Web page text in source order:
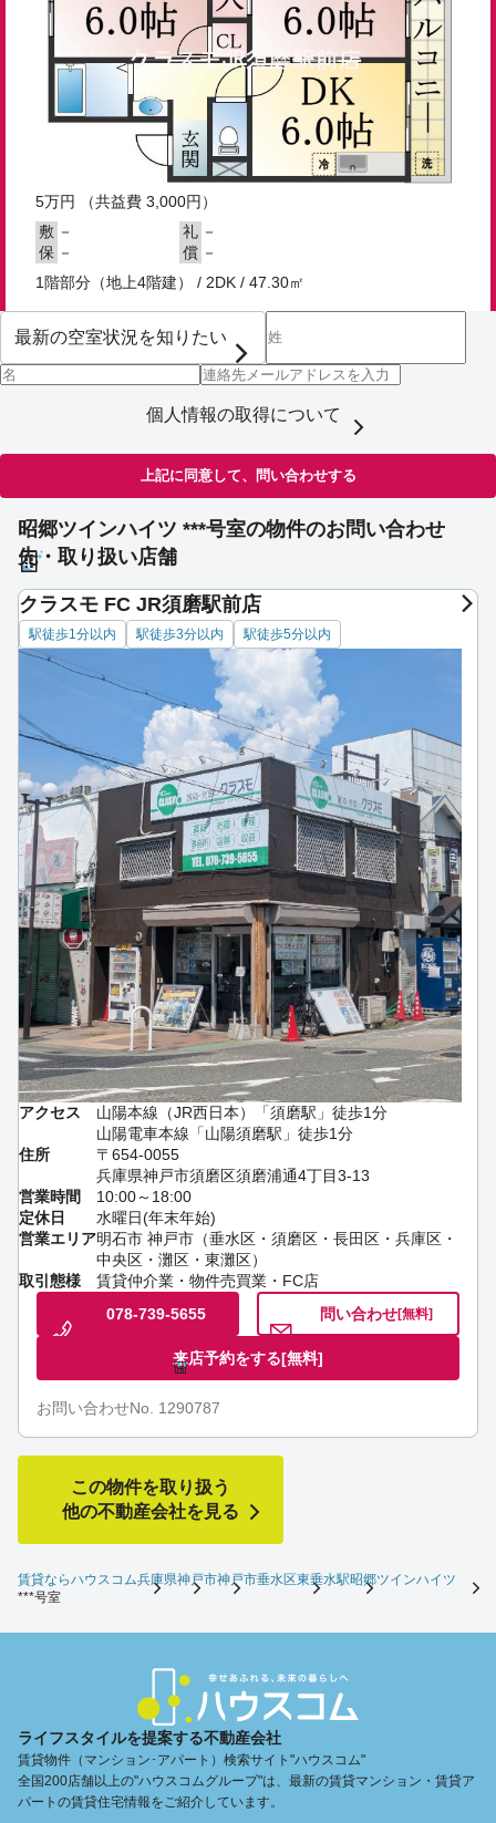
5万円
（共益費 3,000円）
敷 － 礼 －
保 － 償 －
1階部分（地上4階建） / 2DK / 47.30㎡
個人情報の取得について
上記に同意して、問い合わせする
昭郷ツインハイツ ***号室の物件のお問い合わせ
先・取り扱い店舗
クラスモ FC JR須磨駅前店
駅徒歩1分以内 駅徒歩3分以内 駅徒歩5分以内
アクセス
山陽本線（JR西日本）「須磨駅」徒歩1分
山陽電車本線「山陽須磨駅」徒歩1分
住所
〒654-0055
兵庫県神戸市須磨区須磨浦通4丁目3-13
営業時間
10:00～18:00
定休日
水曜日(年末年始)
営業エリア明石市 神戸市（垂水区・須磨区・長田区・兵庫区・
中央区・灘区・東灘区）
取引態様
賃貸仲介業・物件売買業・FC店
078-739-5655
問い合わせ[無料]
来店予約をする[無料]
お問い合わせNo. 1290787
この物件を取り扱う
他の不動産会社を見る
賃貸ならハウスコム兵庫県神戸市神戸市垂水区東垂水駅昭郷ツインハイツ
***号室
ライフスタイルを提案する不動産会社
賃貸物件（マンション･アパート）検索サイト"ハウスコム"
全国200店舗以上の"ハウスコムグループ"は、最新の賃貸マンション・賃貸ア
パートの賃貸住宅情報をご紹介しています。